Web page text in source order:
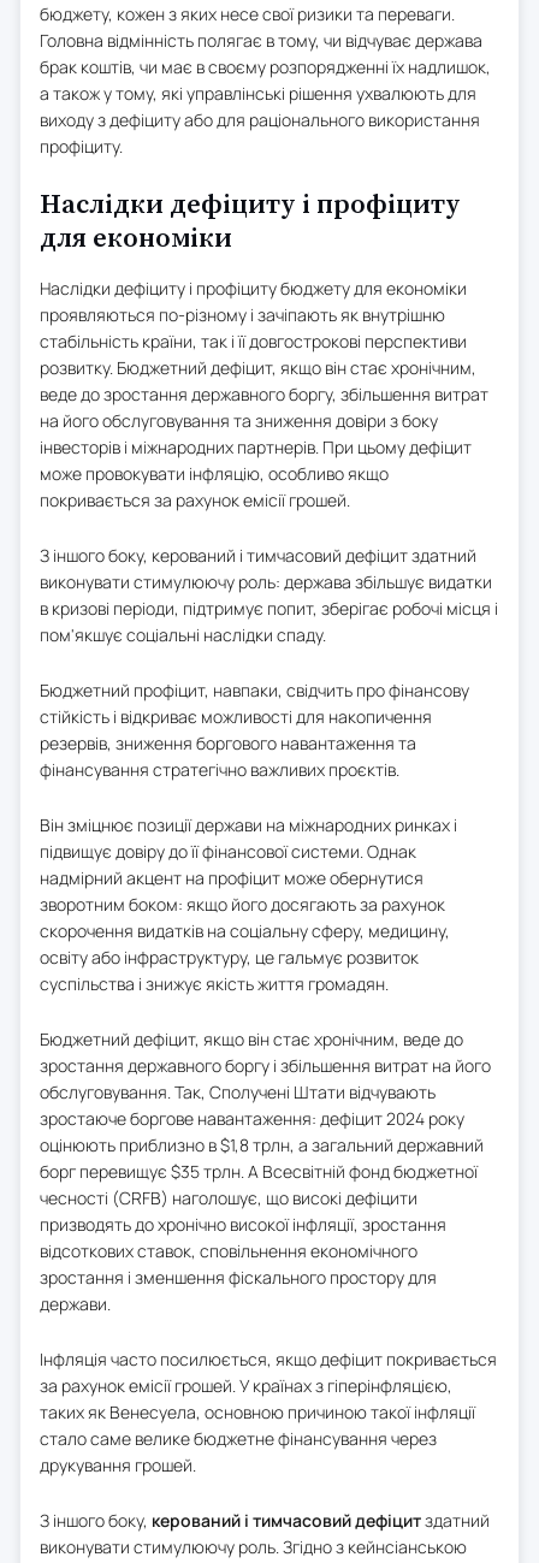
бюджету, кожен з яких несе свої ризики та переваги.
Головна відмінність полягає в тому, чи відчуває держава
брак коштів, чи має в своєму розпорядженні їх надлишок,
а також у тому, які управлінські рішення ухвалюють для
виходу з дефіциту або для раціонального використання
профіциту.
Наслідки дефіциту і профіциту
для економіки
Наслідки дефіциту і профіциту бюджету для економіки
проявляються по-різному і зачіпають як внутрішню
стабільність країни, так і її довгострокові перспективи
розвитку. Бюджетний дефіцит, якщо він стає хронічним,
веде до зростання державного боргу, збільшення витрат
на його обслуговування та зниження довіри з боку
інвесторів і міжнародних партнерів. При цьому дефіцит
може провокувати інфляцію, особливо якщо
покривається за рахунок емісії грошей.
З іншого боку, керований і тимчасовий дефіцит здатний
виконувати стимулюючу роль: держава збільшує видатки
в кризові періоди, підтримує попит, зберігає робочі місця і
пом'якшує соціальні наслідки спаду.
Бюджетний профіцит, навпаки, свідчить про фінансову
стійкість і відкриває можливості для накопичення
резервів, зниження боргового навантаження та
фінансування стратегічно важливих проєктів.
Він зміцнює позиції держави на міжнародних ринках і
підвищує довіру до її фінансової системи. Однак
надмірний акцент на профіцит може обернутися
зворотним боком: якщо його досягають за рахунок
скорочення видатків на соціальну сферу, медицину,
освіту або інфраструктуру, це гальмує розвиток
суспільства і знижує якість життя громадян.
Бюджетний дефіцит, якщо він стає хронічним, веде до
зростання державного боргу і збільшення витрат на його
обслуговування. Так, Сполучені Штати відчувають
зростаюче боргове навантаження: дефіцит 2024 року
оцінюють приблизно в $1,8 трлн, а загальний державний
борг перевищує $35 трлн. А Всесвітній фонд бюджетної
чесності (CRFB) наголошує, що високі дефіцити
призводять до хронічно високої інфляції, зростання
відсоткових ставок, сповільнення економічного
зростання і зменшення фіскального простору для
держави.
Інфляція часто посилюється, якщо дефіцит покривається
за рахунок емісії грошей. У країнах з гіперінфляцією,
таких як Венесуела, основною причиною такої інфляції
стало саме велике бюджетне фінансування через
друкування грошей.
З іншого боку, керований і тимчасовий дефіцитздатний
виконувати стимулюючу роль. Згідно з кейнсіанською